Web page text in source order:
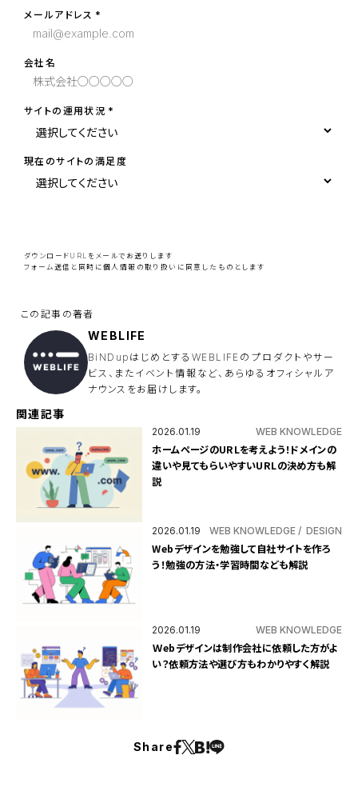
メールアドレス
会社名
サイトの運用状況
現在のサイトの満足度
ー
ル
の
ま
に
し
て
く
だ
い
。
ダウンロードURLをメールでお送りします
フォーム送信と同時に 個人情報の取り扱い に同意したものとします
WEBLIFE
BiNDupはじめとするWEBLIFEのプロダクトやサー
ビス、またイベント情報など、あらゆるオフィシャルア
ナウンスをお届けします。
関連記事
2026.01.19 WEB KNOWLEDGE
ホームページのURLを考えよう！ドメインの
違いや見てもらいやすいURLの決め方も解
説
2026.01.19 WEB KNOWLEDGE DESIGN
Webデザインを勉強して自社サイトを作ろ
う！勉強の方法・学習時間なども解説
2026.01.19 WEB KNOWLEDGE
Ｗebデザインは制作会社に依頼した方がよ
い？依頼方法や選び方もわかりやすく解説
Share